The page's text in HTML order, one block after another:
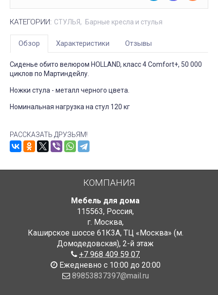
КАТЕГОРИИ: СТУЛЬЯ Барные кресла и стулья
Обзор Характеристики Отзывы
Сиденье обито велюром HOLLAND, класс 4 Comfort+, 50 000
циклов по Мартиндейлу.
Ножки стула - металл черного цвета.
Номинальная нагрузка на стул 120 кг
РАССКАЗАТЬ ДРУЗЬЯМ!
КОМПАНИЯ
Мебель для дома
115563, Россия,
г. Москва,
Каширское шоссе 61К3А, ТЦ «Москва» (м.
Домодедовская), 2-й этаж
+7 968 409 59 07
Ежедневно с 10:00 до 20:00
89853837397@mail.ru